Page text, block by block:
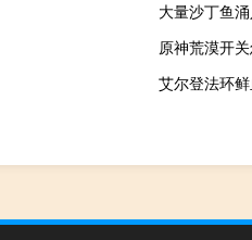
原神荒漠开
艾尔登法环